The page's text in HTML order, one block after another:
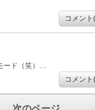
コメント
ード（笑）…
コメント